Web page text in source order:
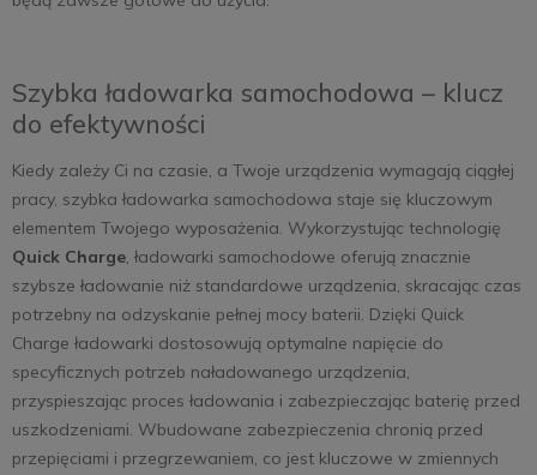
Szybka ładowarka samochodowa – klucz
do efektywności
Kiedy zależy Ci na czasie, a Twoje urządzenia wymagają ciągłej
pracy, szybka ładowarka samochodowa staje się kluczowym
elementem Twojego wyposażenia. Wykorzystując technologię
Quick Charge, ładowarki samochodowe oferują znacznie
szybsze ładowanie niż standardowe urządzenia, skracając czas
potrzebny na odzyskanie pełnej mocy baterii. Dzięki Quick
Charge ładowarki dostosowują optymalne napięcie do
specyficznych potrzeb naładowanego urządzenia,
przyspieszając proces ładowania i zabezpieczając baterię przed
uszkodzeniami. Wbudowane zabezpieczenia chronią przed
przepięciami i przegrzewaniem, co jest kluczowe w zmiennych